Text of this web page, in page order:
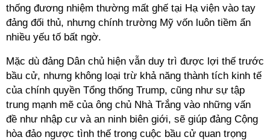
thống đương nhiệm thường mất ghế tại Hạ viện vào tay
đảng đối thủ, nhưng chính trường Mỹ vốn luôn tiềm ẩn
nhiều yếu tố bất ngờ.
Mặc dù đảng Dân chủ hiện vẫn duy trì được lợi thế trước
bầu cử, nhưng không loại trừ khả năng thành tích kinh tế
của chính quyền Tổng thống Trump, cũng như sự tập
trung mạnh mẽ của ông chủ Nhà Trắng vào những vấn
đề như nhập cư và an ninh biên giới, sẽ giúp đảng Cộng
hòa đảo ngược tình thế trong cuộc bầu cử quan trọng